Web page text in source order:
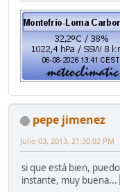
pepe jimenez
Julio 03, 2013, 21:30:02 PM
si que está bien,
instante, muy buena...